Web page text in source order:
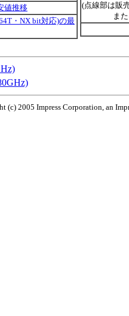
値推移
・NX bit対応)の最
(点線部は販
ま
(c) 2005 Impress Corporation, an